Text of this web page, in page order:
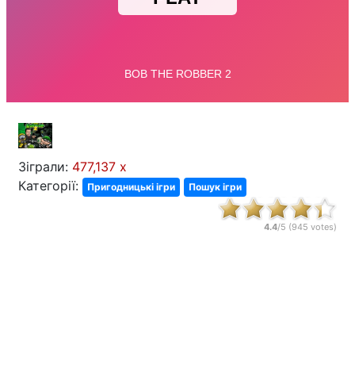
Зіграли: 477,137 x
Категорії:
Пригодницькі ігри Пошук ігри
4.4/5 (945 votes)